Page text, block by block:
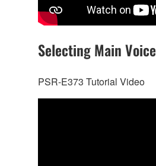
Selecting Main Voice
PSR-E373 Tutorial Video